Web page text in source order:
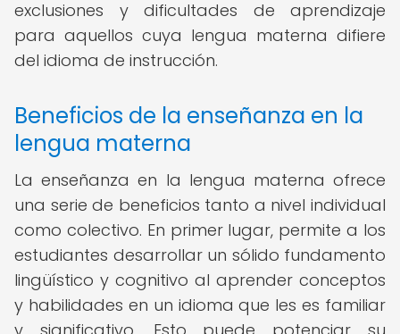
exclusiones y dificultades de aprendizaje
para aquellos cuya lengua materna difiere
del idioma de instrucción.
Beneficios de la enseñanza en la
lengua materna
La enseñanza en la lengua materna ofrece
una serie de beneficios tanto a nivel individual
como colectivo. En primer lugar, permite a los
estudiantes desarrollar un sólido fundamento
lingüístico y cognitivo al aprender conceptos
y habilidades en un idioma que les es familiar